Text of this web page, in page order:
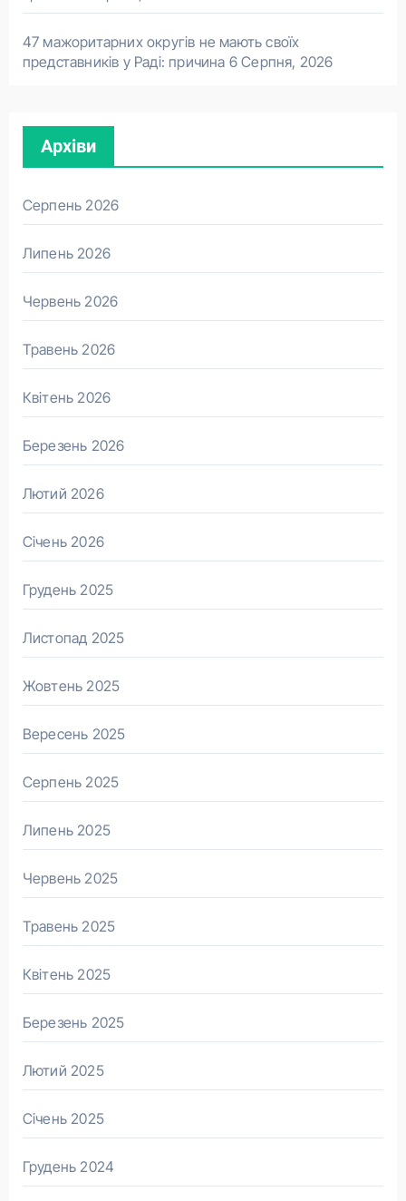
47 мажоритарних округів не мають своїх
представників у Раді: причина 6 Серпня, 2026
Архіви
Серпень 2026
Липень 2026
Червень 2026
Травень 2026
Квітень 2026
Березень 2026
Лютий 2026
Січень 2026
Грудень 2025
Листопад 2025
Жовтень 2025
Вересень 2025
Серпень 2025
Липень 2025
Червень 2025
Травень 2025
Квітень 2025
Березень 2025
Лютий 2025
Січень 2025
Грудень 2024